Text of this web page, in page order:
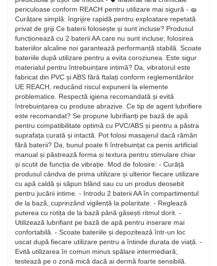
periculoase conform REACH pentru utilizare mai sigură - 🧽
Curățare simplă: îngrijire rapidă pentru exploatare repetată
privat de griji Ce baterii folosește și sunt incluse? Produsul
funcționează cu 2 baterii AA care nu sunt incluse; folosirea
bateriilor alcaline noi garantează performanță stabilă. Scoate
bateriile după utilizare pentru a evita coroziunea. Este sigur
materialul pentru întrebuințare intimă? Da, vibratorul este
fabricat din PVC și ABS fără ftalați conform reglementărilor
UE REACH, reducând riscul expunerii la elemente
problematice. Respectă igiena recomandată și evită
întrebuințarea cu produse abrazive. Ce tip de agent lubrifiere
este recomandat? Se propune lubrifianți pe bază de apă
pentru compatibilitate optimă cu PVC/ABS și pentru a păstra
suprafața curată și intactă. Pot folosi masajerul dacă rămân
fără baterii? Da, bunul poate fi întrebuințat ca penis artificial
manual și păstrează forma și textura pentru stimulare chiar
și scutit de funcția de vibrație. Mod de folosire: - Curăță
produsul cândva de prima utilizare și ulterior fiecare utilizare
cu apă caldă și săpun blând sau cu un produs deosebit
pentru jucării intime. - Introdu 2 baterii AA în compartimentul
de la bază, cuprinzând vigilență la polaritate. - Reglează
puterea cu rotița de la bază până găsești ritmul dorit. -
Utilizează lubrifiant pe bază de apă pentru inserare mai
confortabilă. - Scoate bateriile și depozitează într-un loc
uscat după fiecare utilizare pentru a întinde durata de viață. -
Evită utilizarea în comun minus spălare intermediară;
testează pe o zonă mică dacă ai dermă foarte sensibilă.